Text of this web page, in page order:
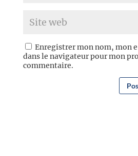
Enregistrer mon nom, mon
dans le navigateur pour mon
commentaire.